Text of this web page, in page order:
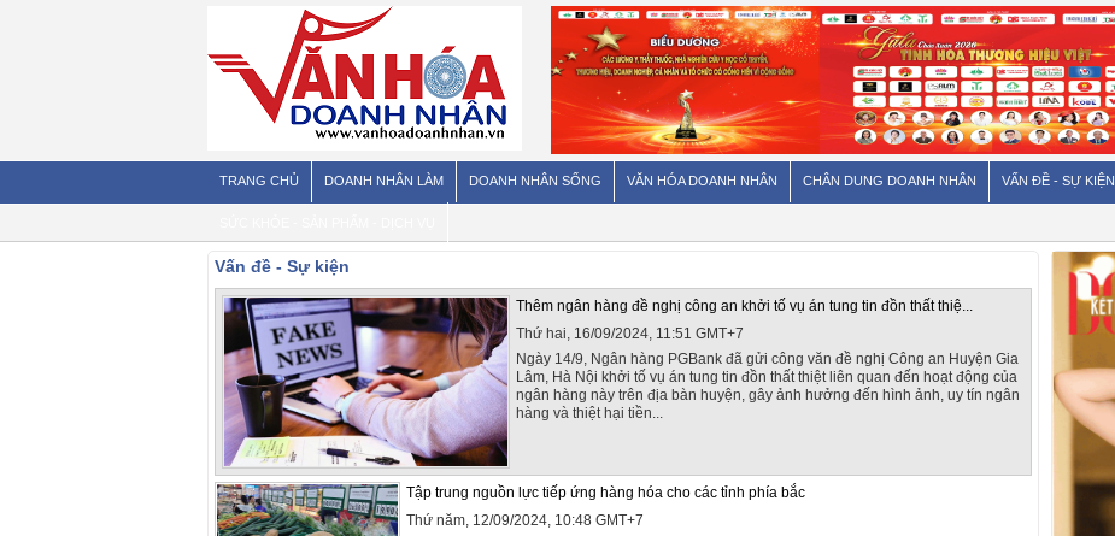
TRANG CHỦ DOANH NHÂN LÀM DOANH NHÂN SỐNG VĂN HÓA DOANH NHÂN CHÂN DUNG DOANH NHÂN VẤN ĐỀ - SỰ KIỆN
Vấn đề - Sự kiện
Thêm ngân hàng đề nghị công an khởi tố vụ án tung tin đồn thất thiệ...
Thứ hai, 16/09/2024, 11:51 GMT+7
Ngày 14/9, Ngân hàng PGBank đã gửi công văn đề nghị Công an Huyện Gia
Lâm, Hà Nội khởi tố vụ án tung tin đồn thất thiệt liên quan đến hoạt động của
ngân hàng này trên địa bàn huyện, gây ảnh hưởng đến hình ảnh, uy tín ngân
hàng và thiệt hại tiền...
Tập trung nguồn lực tiếp ứng hàng hóa cho các tỉnh phía bắc
Thứ năm, 12/09/2024, 10:48 GMT+7